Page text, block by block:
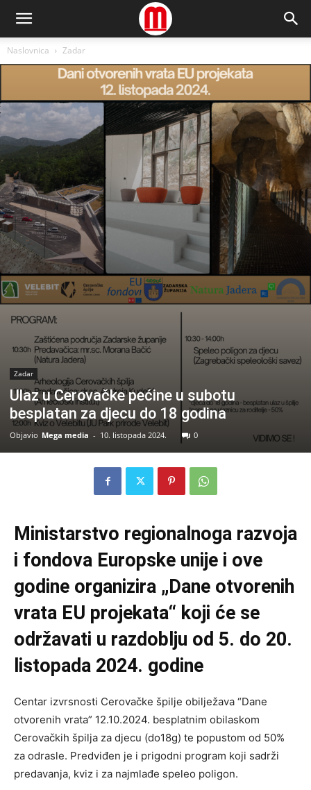
Naslovnica Zadar
Zadar
Ulaz u Cerovačke pećine u subotu
besplatan za djecu do 18 godina
Objavio Mega media - 10. listopada 2024. 0
Ministarstvo regionalnoga razvoja
i fondova Europske unije i ove
godine organizira „Dane otvorenih
vrata EU projekata“ koji će se
održavati u razdoblju od 5. do 20.
listopada 2024. godine
Centar izvrsnosti Cerovačke špilje obilježava “Dane
otvorenih vrata” 12.10.2024. besplatnim obilaskom
Cerovačkih špilja za djecu (do18g) te popustom od 50%
za odrasle. Predviđen je i prigodni program koji sadrži
predavanja, kviz i za najmlađe speleo poligon.